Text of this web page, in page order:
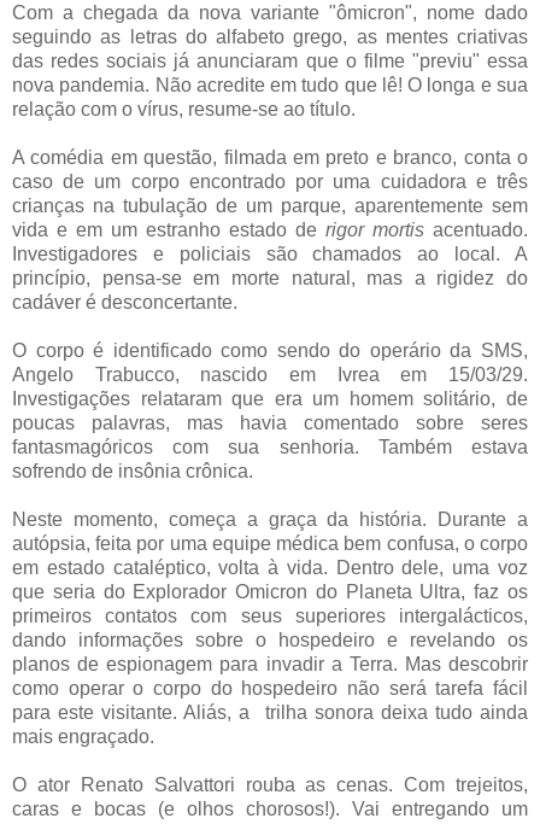
Com a chegada da nova variante "ômicron", nome dado
seguindo as letras do alfabeto grego, as mentes criativas
das redes sociais já anunciaram que o filme "previu" essa
nova pandemia. Não acredite em tudo que lê! O longa e sua
relação com o vírus, resume-se ao título.
A comédia em questão, filmada em preto e branco, conta o
caso de um corpo encontrado por uma cuidadora e três
crianças na tubulação de um parque, aparentemente sem
vida e em um estranho estado de rigor mortis acentuado.
Investigadores e policiais são chamados ao local. A
princípio, pensa-se em morte natural, mas a rigidez do
cadáver é desconcertante.
O corpo é identificado como sendo do operário da SMS,
Angelo Trabucco, nascido em Ivrea em 15/03/29.
Investigações relataram que era um homem solitário, de
poucas palavras, mas havia comentado sobre seres
fantasmagóricos com sua senhoria. Também estava
sofrendo de insônia crônica.
Neste momento, começa a graça da história. Durante a
autópsia, feita por uma equipe médica bem confusa, o corpo
em estado cataléptico, volta à vida. Dentro dele, uma voz
que seria do Explorador Omicron do Planeta Ultra, faz os
primeiros contatos com seus superiores intergalácticos,
dando informações sobre o hospedeiro e revelando os
planos de espionagem para invadir a Terra. Mas descobrir
como operar o corpo do hospedeiro não será tarefa fácil
para este visitante. Aliás, a trilha sonora deixa tudo ainda
mais engraçado.
O ator Renato Salvattori rouba as cenas. Com trejeitos,
caras e bocas (e olhos chorosos!). Vai entregando um